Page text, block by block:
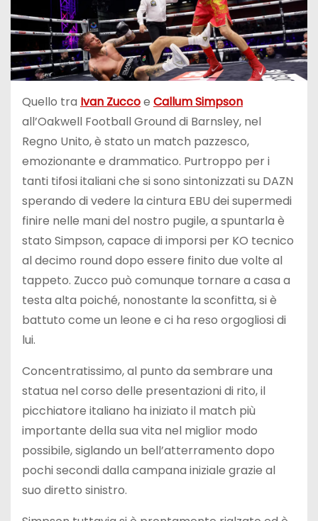
Quello tra Ivan Zuccoe Callum Simpson
all’Oakwell Football Ground di Barnsley, nel
Regno Unito, è stato un match pazzesco,
emozionante e drammatico. Purtroppo per i
tanti tifosi italiani che si sono sintonizzati su DAZN
sperando di vedere la cintura EBU dei supermedi
finire nelle mani del nostro pugile, a spuntarla è
stato Simpson, capace di imporsi per KO tecnico
al decimo round dopo essere finito due volte al
tappeto. Zucco può comunque tornare a casa a
testa alta poiché, nonostante la sconfitta, si è
battuto come un leone e ci ha reso orgogliosi di
lui.
Concentratissimo, al punto da sembrare una
statua nel corso delle presentazioni di rito, il
picchiatore italiano ha iniziato il match più
importante della sua vita nel miglior modo
possibile, siglando un bell’atterramento dopo
pochi secondi dalla campana iniziale grazie al
suo diretto sinistro.